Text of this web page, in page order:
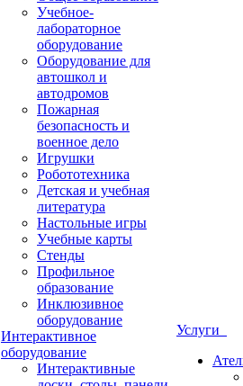
Учебное-
лабораторное
оборудование
Оборудование для
автошкол и
автодромов
Пожарная
безопасность и
военное дело
Игрушки
Робототехника
Детская и учебная
литература
Настольные игры
Учебные карты
Стенды
Профильное
образование
Инклюзивное
оборудование
Интерактивное
оборудование
Интерактивные
Услуги